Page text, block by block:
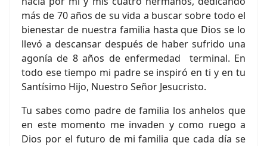
más de 70 años de su vida a buscar sobre todo el
bienestar de nuestra familia hasta que Dios se lo
llevó a descansar después de haber sufrido una
agonía de 8 años de enfermedad terminal. En
todo ese tiempo mi padre se inspiró en ti y en tu
Santísimo Hijo, Nuestro Señor Jesucristo.
Tu sabes como padre de familia los anhelos que
en este momento me invaden y como ruego a
Dios por el futuro de mi familia que cada día se